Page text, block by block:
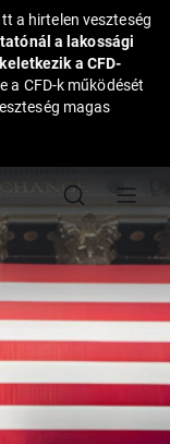
a hirtelen veszteség
a lakossági
a CFD-
a CFD-k működését
magas